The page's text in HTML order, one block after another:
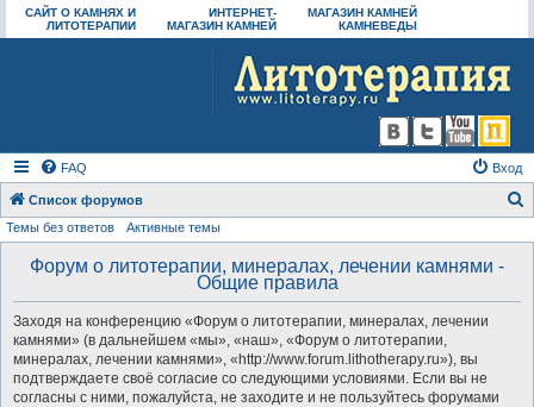
САЙТ О КАМНЯХ И
ЛИТОТЕРАПИИ
ИНТЕРНЕТ-
МАГАЗИН КАМНЕЙ
МАГАЗИН КАМНЕЙ
КАМНЕВЕДЫ
FAQ Вход
Список форумов
Темы без ответов Активные темы
Форум о литотерапии, минералах, лечении камнями -
Общие правила
Заходя на конференцию «Форум о литотерапии, минералах, лечении
камнями» (в дальнейшем «мы», «наш», «Форум о литотерапии,
минералах, лечении камнями», «http://www.forum.lithotherapy.ru»), вы
подтверждаете своё согласие со следующими условиями. Если вы не
согласны с ними, пожалуйста, не заходите и не пользуйтесь форумами